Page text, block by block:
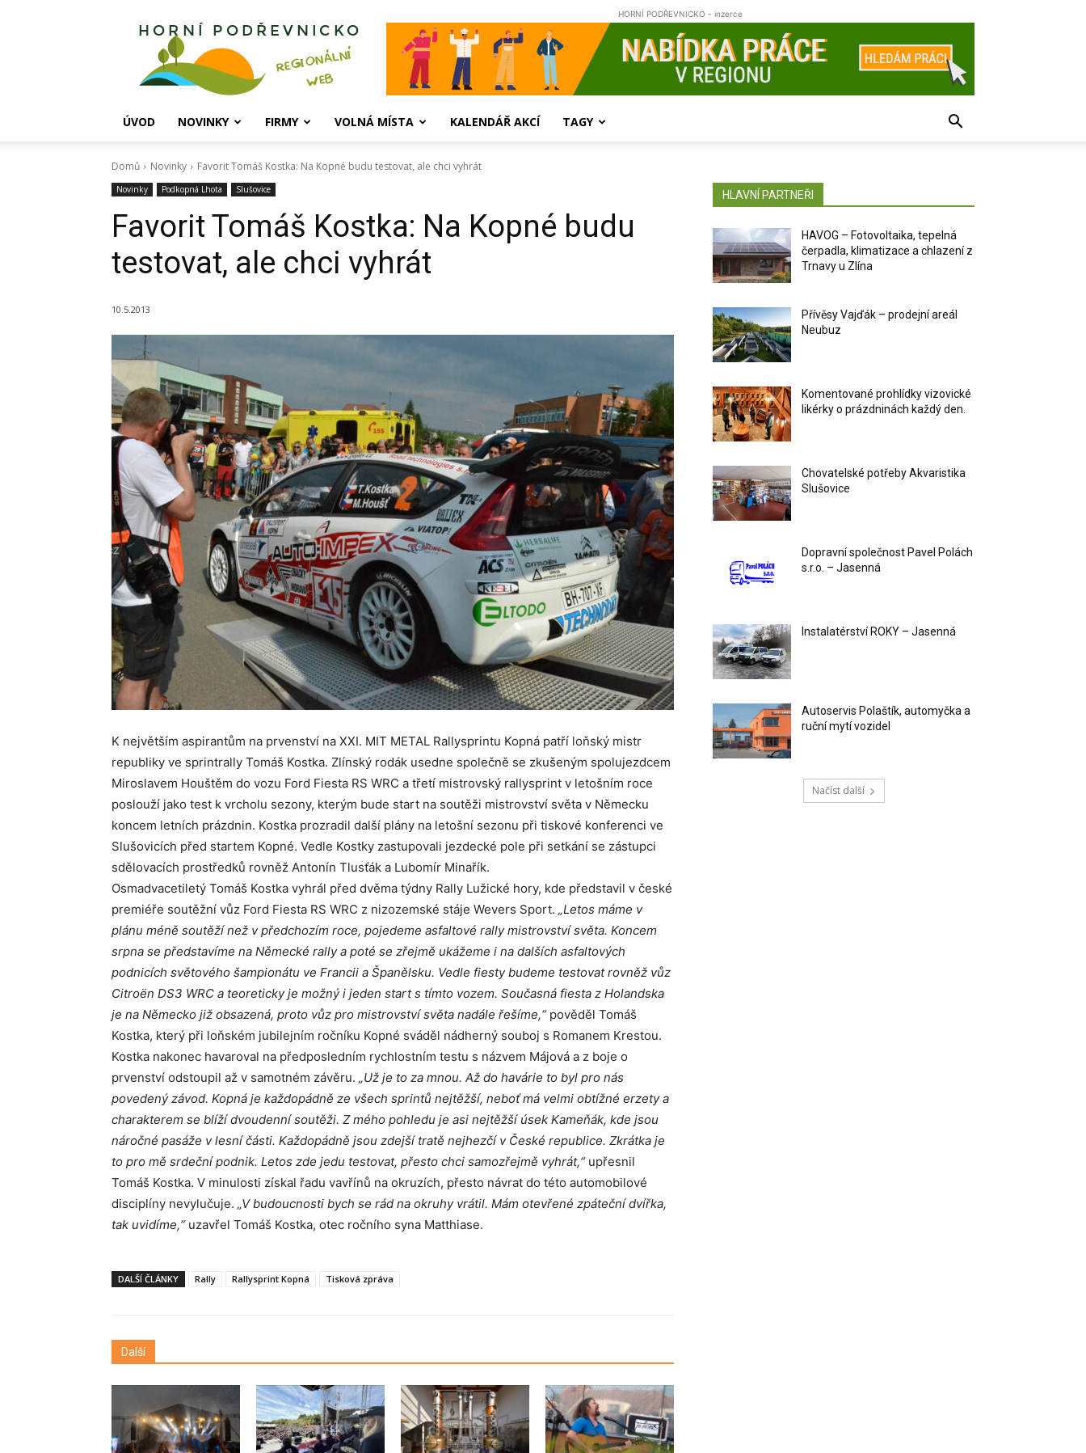
Horní
HORNÍ PODŘEVNICKO - inzerce
ÚVOD NOVINKY FIRMY VOLNÁ MÍSTA KALENDÁŘ AKCÍ TAGY
Domů Novinky Favorit Tomáš Kostka: Na Kopné budu testovat, ale chci vyhrát
Novinky Podkopná Lhota Slušovice
Favorit Tomáš Kostka: Na Kopné budu
testovat, ale chci vyhrát
10.5.2013
K největším aspirantům na prvenství na XXI. MIT METAL Rallysprintu Kopná patří loňský mistr
republiky ve sprintrally Tomáš Kostka. Zlínský rodák usedne společně se zkušeným spolujezdcem
Miroslavem Houštěm do vozu Ford Fiesta RS WRC a třetí mistrovský rallysprint v letošním roce
poslouží jako test k vrcholu sezony, kterým bude start na soutěži mistrovství světa v Německu
koncem letních prázdnin. Kostka prozradil další plány na letošní sezonu při tiskové konferenci ve
Slušovicích před startem Kopné. Vedle Kostky zastupovali jezdecké pole při setkání se zástupci
sdělovacích prostředků rovněž Antonín Tlusťák a Lubomír Minařík.
Osmadvacetiletý Tomáš Kostka vyhrál před dvěma týdny Rally Lužické hory, kde představil v české
premiéře soutěžní vůz Ford Fiesta RS WRC z nizozemské stáje Wevers Sport. „Letos máme v
plánu méně soutěží než v předchozím roce, pojedeme asfaltové rally mistrovství světa. Koncem
srpna se představíme na Německé rally a poté se zřejmě ukážeme i na dalších asfaltových
podnicích světového šampionátu ve Francii a Španělsku. Vedle fiesty budeme testovat rovněž vůz
Citroën DS3 WRC a teoreticky je možný i jeden start s tímto vozem. Současná fiesta z Holandska
je na Německo již obsazená, proto vůz pro mistrovství světa nadále řešíme,“pověděl Tomáš
Kostka, který při loňském jubilejním ročníku Kopné sváděl nádherný souboj s Romanem Krestou.
Kostka nakonec havaroval na předposledním rychlostním testu s názvem Májová a z boje o
prvenství odstoupil až v samotném závěru. „Už je to za mnou. Až do havárie to byl pro nás
povedený závod. Kopná je každopádně ze všech sprintů nejtěžší, neboť má velmi obtížné erzety a
charakterem se blíží dvoudenní soutěži. Z mého pohledu je asi nejtěžší úsek Kameňák, kde jsou
náročné pasáže v lesní části. Každopádně jsou zdejší tratě nejhezčí v České republice. Zkrátka je
to pro mě srdeční podnik. Letos zde jedu testovat, přesto chci samozřejmě vyhrát,“upřesnil
Tomáš Kostka. V minulosti získal řadu vavřínů na okruzích, přesto návrat do této automobilové
disciplíny nevylučuje. „V budoucnosti bych se rád na okruhy vrátil. Mám otevřené zpáteční dvířka,
tak uvidíme,“uzavřel Tomáš Kostka, otec ročního syna Matthiase.
DALŠÍ ČLÁNKY Rally Rallysprint Kopná Tisková zpráva
Další
HLAVNÍ PARTNEŘI
HAVOG – Fotovoltaika, tepelná
čerpadla, klimatizace a chlazení z
Trnavy u Zlína
Přívěsy Vajďák – prodejní areál
Neubuz
Komentované prohlídky vizovické
likérky o prázdninách každý den.
Chovatelské potřeby Akvaristika
Slušovice
Dopravní společnost Pavel Polách
s.r.o. – Jasenná
Instalatérství ROKY – Jasenná
Autoservis Polaštík, automyčka a
ruční mytí vozidel
Načíst další